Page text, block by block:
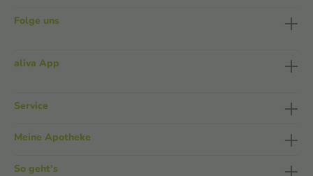
Folge uns
aliva App
Service
Meine Apotheke
So geht's